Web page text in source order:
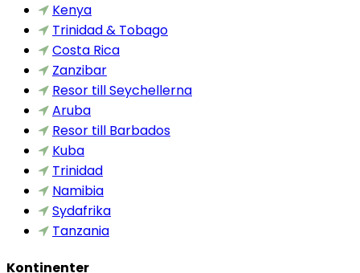
Kenya
Trinidad & Tobago
Costa Rica
Zanzibar
Resor till Seychellerna
Aruba
Resor till Barbados
Kuba
Trinidad
Namibia
Sydafrika
Tanzania
Kontinenter